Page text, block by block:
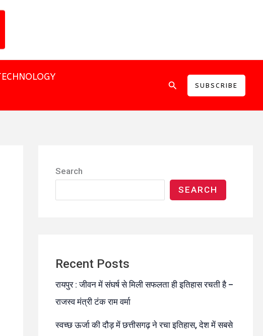
SearchSUBSCRIBE
Search
SEARCH
Recent Posts
रायपुर : जीवन में संघर्ष से मिली सफलता ही इतिहास रचती है –
राजस्व मंत्री टंक राम वर्मा
स्वच्छ ऊर्जा की दौड़ में छत्तीसगढ़ ने रचा इतिहास, देश में सबसे